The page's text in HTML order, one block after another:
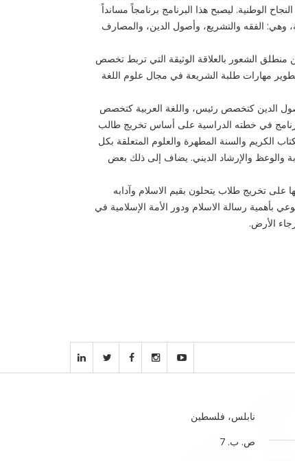
الوطنية. ليصبح هذا البرنامج برنامجاً مسانداً
وهي: الفقه والتشريع، وأصول الدين، والمصارف
الشعور بالعلاقة الوثيقة التي تربط تخصص
مهارات طلبة الشريعة في مجال علوم اللغة
الدين كتخصص رئيس، واللغة العربية كتخصص
في خطته الدراسية على أساس تخريج طالب
الكريم والسنة المطهرة والعلوم المتعلقة بكل
والوعظ والإرشاد الديني. يضاف إلى ذلك بعض
تخريج طلاب يتحلون بقيم الاسلام وآدابه
بأهمية رسالة الاسلام ودور الأمة الإسلامية في
الأرض.
نابلس، فلسطين
ص. ب. 7‏